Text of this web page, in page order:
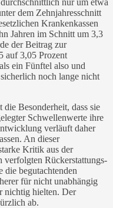
dem Zehnjahresschnitt
Krankenkassen
Jahren im Schnitt um 3,3
der Beitrag zur
auf 3,05 Prozent
ein Fünftel also und
noch lange nicht
Besonderheit, dass sie
Schwellenwerte ihre
verläuft daher
An dieser
Kritik aus der
verfolgten Rückerstattungs-
die begutachtenden
für nicht unabhängig
nichtig hielten. Der
ab.